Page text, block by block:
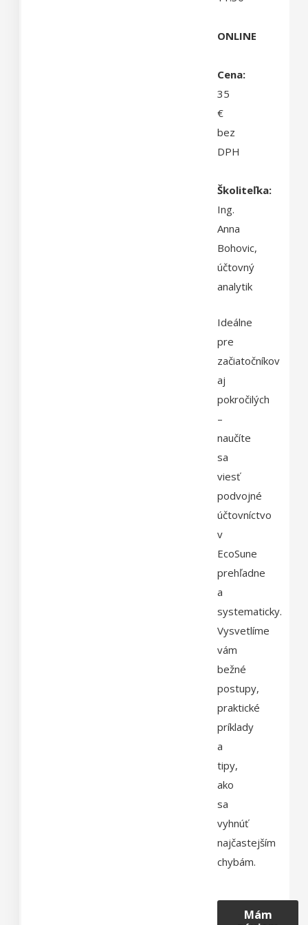
ONLINE
Cena:
35
€
bez
DPH
Školiteľka:
Ing.
Anna
Bohovic,
účtovný
analytik
Ideálne
pre
začiatočníkov
aj
pokročilých
–
naučíte
sa
viesť
podvojné
účtovníctvo
v
EcoSune
prehľadne
a
systematicky.
Vysvetlíme
vám
bežné
postupy,
praktické
príklady
a
tipy,
ako
sa
vyhnúť
najčastejším
chybám.
Mám